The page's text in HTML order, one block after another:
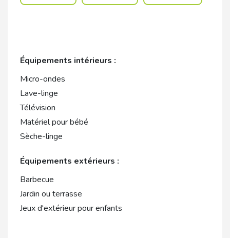
Équipements intérieurs :
Micro-ondes
Lave-linge
Télévision
Matériel pour bébé
Sèche-linge
Équipements extérieurs :
Barbecue
Jardin ou terrasse
Jeux d'extérieur pour enfants